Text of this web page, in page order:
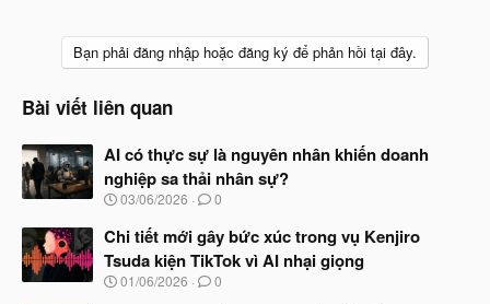
Bạn phải đăng nhập hoặc đăng ký để phản hồi tại đây.
Bài viết liên quan
AI có thực sự là nguyên nhân khiến doanh
nghiệp sa thải nhân sự?
N
à
b
ắ
03/06/2026 0
Chi tiết mới gây bức xúc trong vụ Kenjiro
Tsuda kiện TikTok vì AI nhại giọng
N
01/06/2026 0